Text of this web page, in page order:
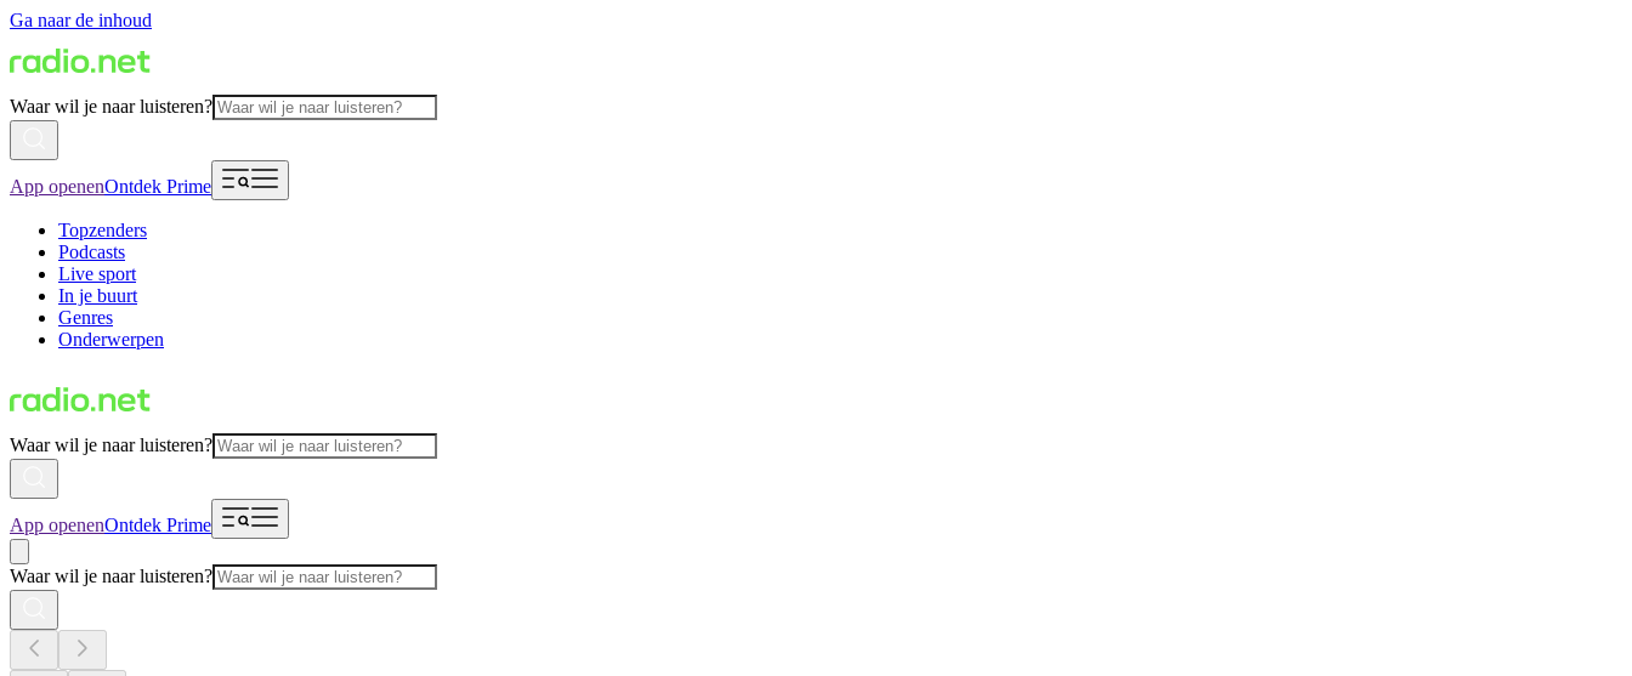
Ga naar de inhoud
Waar wil je naar luisteren?
App openenOntdek Prime
Topzenders
Podcasts
Live sport
In je buurt
Genres
Onderwerpen
Waar wil je naar luisteren?
App openenOntdek Prime
Waar wil je naar luisteren?